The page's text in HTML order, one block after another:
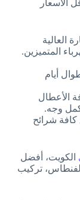
الأسعار
العالية
المتميزين.
أيام
الأعطال
وجه.
كافة شرائح
الكويت، أفضل
تركيب